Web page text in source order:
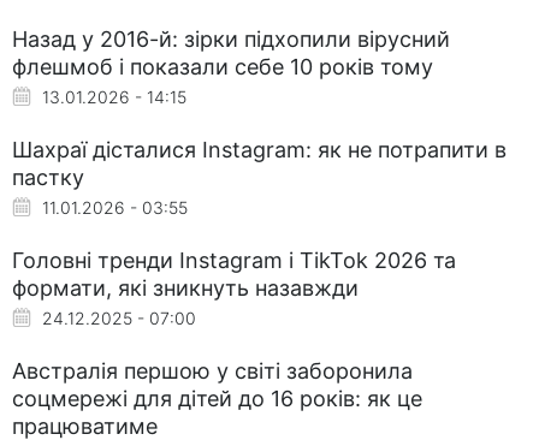
Назад у 2016-й: зірки підхопили вірусний
флешмоб і показали себе 10 років тому
13.01.2026 - 14:15
Шахраї дісталися Instagram: як не потрапити в
пастку
11.01.2026 - 03:55
Головні тренди Instagram і TikTok 2026 та
формати, які зникнуть назавжди
24.12.2025 - 07:00
Австралія першою у світі заборонила
соцмережі для дітей до 16 років: як це
працюватиме